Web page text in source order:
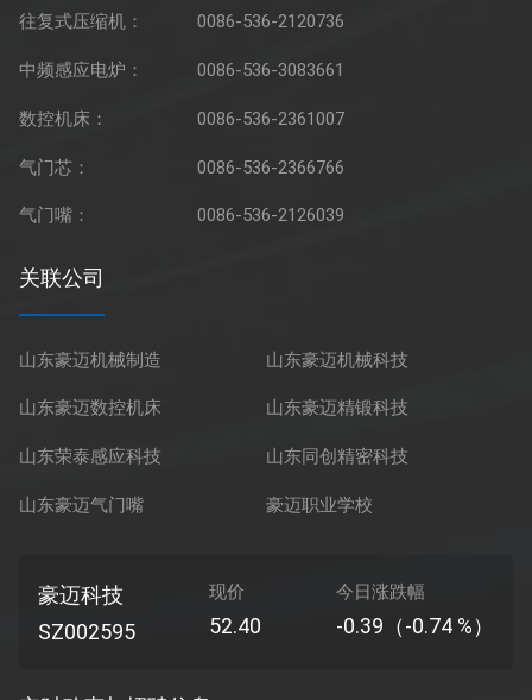
往复式压缩机： 0086-536-2120736
中频感应电炉： 0086-536-3083661
数控机床： 0086-536-2361007
气门芯： 0086-536-2366766
气门嘴： 0086-536-2126039
关联公司
山东豪迈机械制造 山东豪迈机械科技
山东豪迈数控机床 山东豪迈精锻科技
山东荣泰感应科技 山东同创精密科技
山东豪迈气门嘴 豪迈职业学校
豪迈科技
SZ002595
现价
52.40
今日涨跌幅
-0.39（-0.74 %）